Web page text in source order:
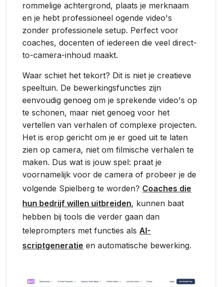
rommelige achtergrond, plaats je merknaam
en je hebt professioneel ogende video's
zonder professionele setup. Perfect voor
coaches, docenten of iedereen die veel direct-
to-camera-inhoud maakt.
Waar schiet het tekort? Dit is niet je creatieve
speeltuin. De bewerkingsfuncties zijn
eenvoudig genoeg om je sprekende video's op
te schonen, maar niet genoeg voor het
vertellen van verhalen of complexe projecten.
Het is erop gericht om je er goed uit te laten
zien op camera, niet om filmische verhalen te
maken. Dus wat is jouw spel: praat je
voornamelijk voor de camera of probeer je de
volgende Spielberg te worden? Coaches die
hun bedrijf willen uitbreiden, kunnen baat
hebben bij tools die verder gaan dan
teleprompters met functies alsAI-
scriptgeneratie en automatische bewerking.